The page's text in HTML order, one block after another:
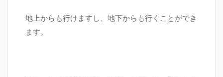
地上からも行けますし、地下からも行くことができ
ます。